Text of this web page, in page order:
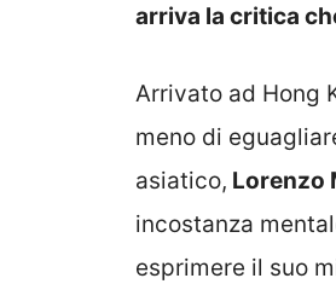
arriva la critica
Arrivato ad Hong
meno di
asiatico, Lorenzo
incostanza
esprimere il suo